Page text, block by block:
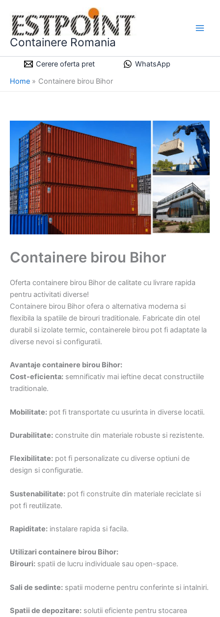
content
Containere Romania
Cerere oferta pret
WhatsApp
Home
Containere birou Bihor
Containere birou Bihor
Oferta containere birou Bihor de calitate cu livrare rapida
pentru activitati diverse!
Containere birou Bihor ofera o alternativa moderna si
flexibila la spatiile de birouri traditionale. Fabricate din otel
durabil si izolate termic, containerele birou pot fi adaptate la
diverse nevoi si configuratii.
Avantaje containere birou Bihor:
Cost-eficienta: semnificativ mai ieftine decat constructiile
traditionale.
Mobilitate: pot fi transportate cu usurinta in diverse locatii.
Durabilitate: construite din materiale robuste si rezistente.
Flexibilitate: pot fi personalizate cu diverse optiuni de
design si configuratie.
Sustenabilitate: pot fi construite din materiale reciclate si
pot fi reutilizate.
Rapiditate: instalare rapida si facila.
Utilizari containere birou Bihor:
Birouri: spatii de lucru individuale sau open-space.
Sali de sedinte: spatii moderne pentru conferinte si intalniri.
Spatii de depozitare: solutii eficiente pentru stocarea